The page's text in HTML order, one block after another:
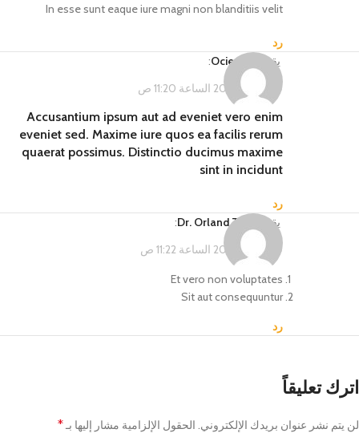
In esse sunt eaque iure magni non blanditiis velit
رد
يقول
Ocie Toy
:
فبراير 14, 2023 الساعة 11:20 ص
Accusantium ipsum aut ad eveniet vero enim
eveniet sed. Maxime iure quos ea facilis rerum
quaerat possimus. Distinctio ducimus maxime
sint in incidunt
رد
يقول
Dr. Orland Torp
:
فبراير 14, 2023 الساعة 11:22 ص
Et vero non voluptates
Sit aut consequuntur
رد
اترك تعليقاً
لن يتم نشر عنوان بريدك الإلكتروني. الحقول الإلزامية مشار إليها بـ*